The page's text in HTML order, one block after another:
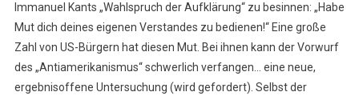
Immanuel Kants „Wahlspruch der Aufklärung“ zu besinnen: „Habe
Mut dich deines eigenen Verstandes zu bedienen!“ Eine große
Zahl von US-Bürgern hat diesen Mut. Bei ihnen kann der Vorwurf
des „Antiamerikanismus“ schwerlich verfangen… eine neue,
ergebnisoffene Untersuchung (wird gefordert). Selbst der